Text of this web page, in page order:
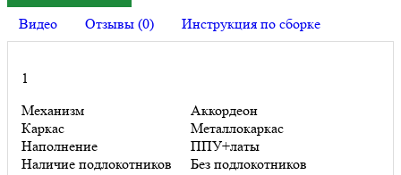
Видео
Отзывы (0) Инструкция по сборке
1
Механизм
Аккордеон
Каркас
Металлокаркас
Наполнение
ППУ+латы
Наличие подлокотников
Без подлокотников